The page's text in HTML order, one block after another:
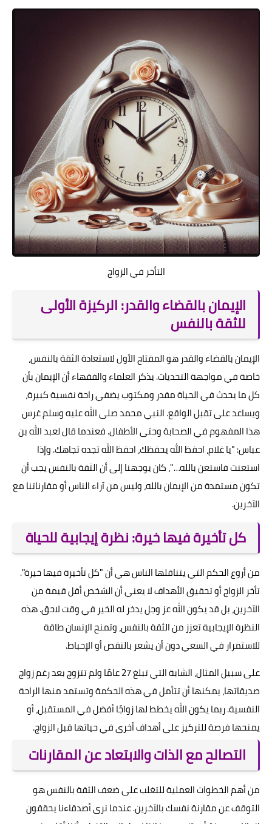
التأخر في الزواج
الإيمان بالقضاء والقدر: الركيزة الأولى
للثقة بالنفس
الإيمان بالقضاء والقدر هو المفتاح الأول لاستعادة الثقة بالنفس،
خاصة في مواجهة التحديات. يذكر العلماء والفقهاء أن الإيمان بأن
كل ما يحدث في الحياة مقدر ومكتوب يضفي راحة نفسية كبيرة،
ويساعد على تقبل الواقع. النبي محمد صلى الله عليه وسلم غرس
هذا المفهوم في الصحابة وحتى الأطفال. فعندما قال لعبد الله بن
عباس: "يا غلام، احفظ الله يحفظك، احفظ الله تجده تجاهك. وإذا
استعنت فاستعن بالله…"، كان يوجهنا إلى أن الثقة بالنفس يجب أن
تكون مستمدة من الإيمان بالله، وليس من آراء الناس أو مقارناتنا مع
الآخرين.
كل تأخيرة فيها خيرة: نظرة إيجابية للحياة
من أروع الحكم التي يتناقلها الناس هي أن "كل تأخيرة فيها خيرة".
تأخر الزواج أو تحقيق الأهداف لا يعني أن الشخص أقل قيمة من
الآخرين، بل قد يكون الله عز وجل يدخر له الخير في وقت لاحق. هذه
النظرة الإيجابية تعزز من الثقة بالنفس، وتمنح الإنسان طاقة
للاستمرار في السعي دون أن يشعر بالنقص أو الإحباط.
على سبيل المثال، الشابة التي تبلغ 27 عامًا ولم تتزوج بعد رغم زواج
صديقاتها، يمكنها أن تتأمل في هذه الحكمة وتستمد منها الراحة
النفسية. ربما يكون الله يخطط لها زواجًا أفضل في المستقبل، أو
يمنحها فرصة للتركيز على أهداف أخرى في حياتها قبل الزواج.
التصالح مع الذات والابتعاد عن المقارنات
من أهم الخطوات العملية للتغلب على ضعف الثقة بالنفس هو
التوقف عن مقارنة نفسك بالآخرين. عندما نرى أصدقاءنا يحققون